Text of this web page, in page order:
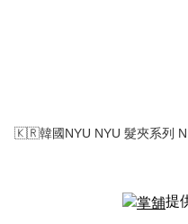
🇰🇷韓國NYU NYU 髮夾系列 N
提